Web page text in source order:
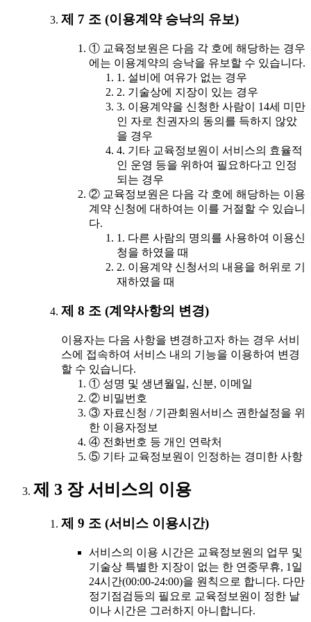
제 7 조 (이용계약 승낙의 유보)
① 교육정보원은 다음 각 호에 해당하는 경우
에는 이용계약의 승낙을 유보할 수 있습니다.
1. 설비에 여유가 없는 경우
2. 기술상에 지장이 있는 경우
3. 이용계약을 신청한 사람이 14세 미만
인 자로 친권자의 동의를 득하지 않았
을 경우
4. 기타 교육정보원이 서비스의 효율적
인 운영 등을 위하여 필요하다고 인정
되는 경우
② 교육정보원은 다음 각 호에 해당하는 이용
계약 신청에 대하여는 이를 거절할 수 있습니
다.
1. 다른 사람의 명의를 사용하여 이용신
청을 하였을 때
2. 이용계약 신청서의 내용을 허위로 기
재하였을 때
제 8 조 (계약사항의 변경)
이용자는 다음 사항을 변경하고자 하는 경우 서비
스에 접속하여 서비스 내의 기능을 이용하여 변경
할 수 있습니다.
① 성명 및 생년월일, 신분, 이메일
② 비밀번호
③ 자료신청 / 기관회원서비스 권한설정을 위
한 이용자정보
④ 전화번호 등 개인 연락처
⑤ 기타 교육정보원이 인정하는 경미한 사항
제 3 장 서비스의 이용
제 9 조 (서비스 이용시간)
서비스의 이용 시간은 교육정보원의 업무 및
기술상 특별한 지장이 없는 한 연중무휴, 1일
24시간(00:00-24:00)을 원칙으로 합니다. 다만
정기점검등의 필요로 교육정보원이 정한 날
이나 시간은 그러하지 아니합니다.